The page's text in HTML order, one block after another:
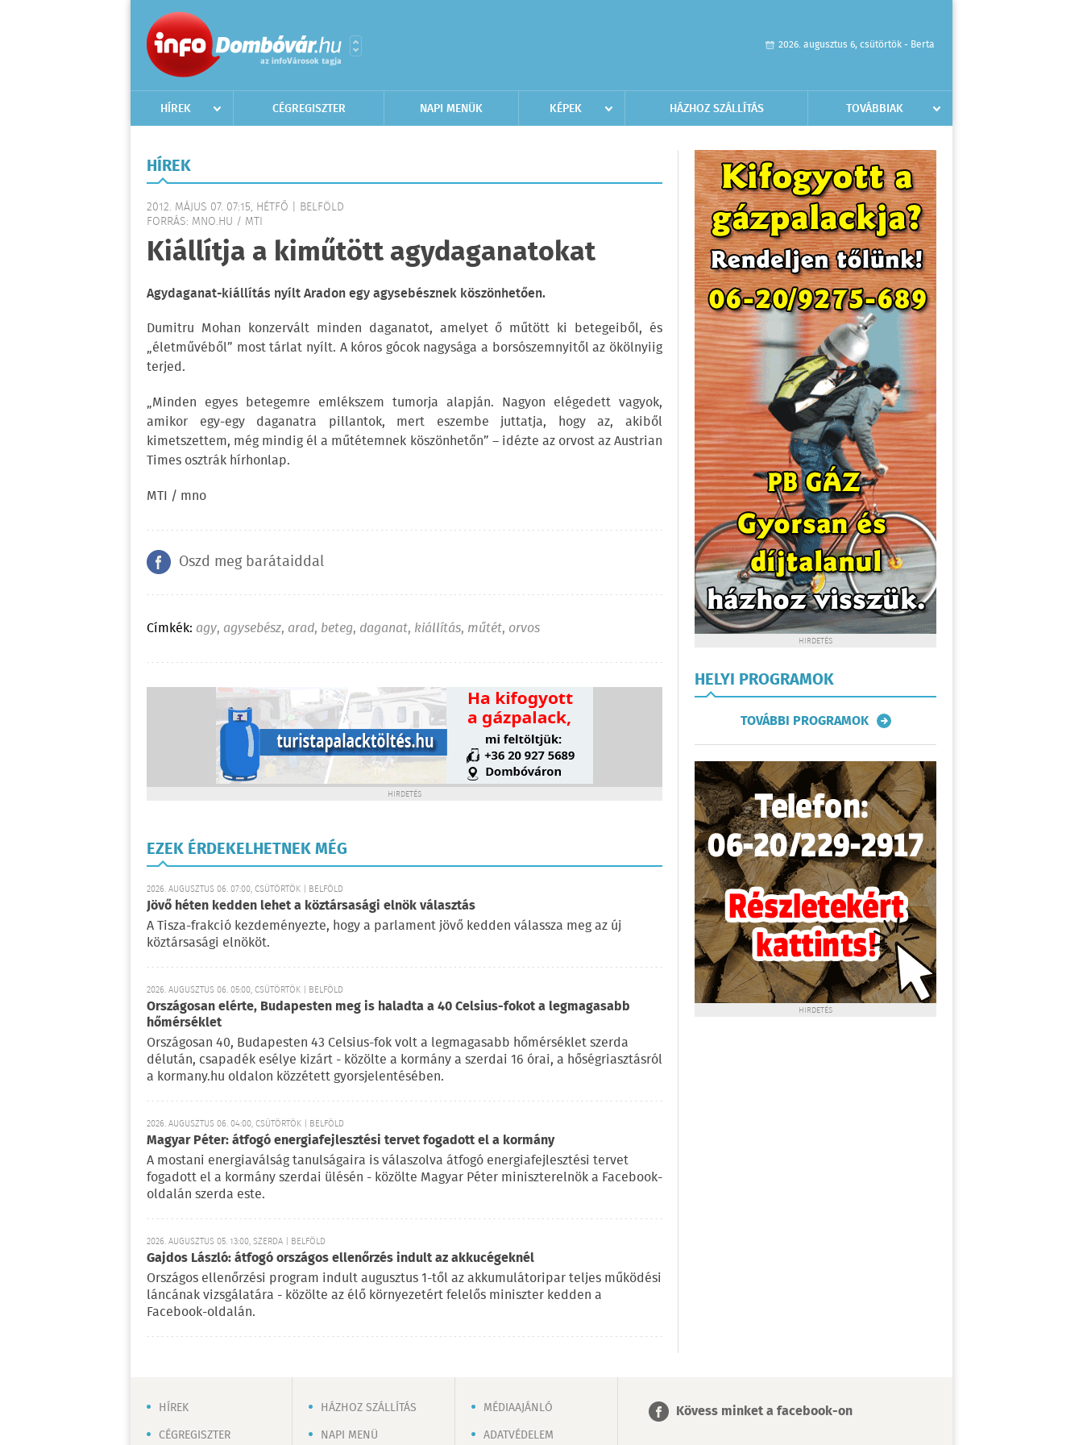
2026. augusztus 6, csütörtök - Berta
HÍREK CÉGREGISZTER NAPI MENÜK KÉPEK HÁZHOZ SZÁLLÍTÁS TOVÁBBIAK
HÍREK
2012. MÁJUS 07. 07:15, HÉTFŐ | BELFÖLD
FORRÁS: MNO.HU / MTI
Kiállítja a kiműtött agydaganatokat
Agydaganat-kiállítás nyílt Aradon egy agysebésznek köszönhetően.
Dumitru Mohan konzervált minden daganatot, amelyet ő műtött ki betegeiből, és
„életművéből” most tárlat nyílt. A kóros gócok nagysága a borsószemnyitől az ökölnyiig
terjed.
„Minden egyes betegemre emlékszem tumorja alapján. Nagyon elégedett vagyok,
amikor egy-egy daganatra pillantok, mert eszembe juttatja, hogy az, akiből
kimetszettem, még mindig él a műtétemnek köszönhetőn” – idézte az orvost az Austrian
Times osztrák hírhonlap.
MTI / mno
Oszd meg barátaiddal
Címkék: agy, agysebész, arad, beteg, daganat, kiállítás, műtét, orvos
HIRDETÉS
EZEK ÉRDEKELHETNEK MÉG
2026. AUGUSZTUS 06. 07:00, CSÜTÖRTÖK | BELFÖLD
Jövő héten kedden lehet a köztársasági elnök választás
A Tisza-frakció kezdeményezte, hogy a parlament jövő kedden válassza meg az új
köztársasági elnököt.
2026. AUGUSZTUS 06. 05:00, CSÜTÖRTÖK | BELFÖLD
Országosan elérte, Budapesten meg is haladta a 40 Celsius-fokot a legmagasabb
hőmérséklet
Országosan 40, Budapesten 43 Celsius-fok volt a legmagasabb hőmérséklet szerda
délután, csapadék esélye kizárt - közölte a kormány a szerdai 16 órai, a hőségriasztásról
a kormany.hu oldalon közzétett gyorsjelentésében.
2026. AUGUSZTUS 06. 04:00, CSÜTÖRTÖK | BELFÖLD
Magyar Péter: átfogó energiafejlesztési tervet fogadott el a kormány
A mostani energiaválság tanulságaira is válaszolva átfogó energiafejlesztési tervet
fogadott el a kormány szerdai ülésén - közölte Magyar Péter miniszterelnök a Facebook-
oldalán szerda este.
2026. AUGUSZTUS 05. 13:00, SZERDA | BELFÖLD
Gajdos László: átfogó országos ellenőrzés indult az akkucégeknél
Országos ellenőrzési program indult augusztus 1-től az akkumulátoripar teljes működési
láncának vizsgálatára - közölte az élő környezetért felelős miniszter kedden a
Facebook-oldalán.
HIRDETÉS
HELYI PROGRAMOK
TOVÁBBI PROGRAMOK
HIRDETÉS
HÍREK
CÉGREGISZTER
HÁZHOZ SZÁLLÍTÁS
NAPI MENÜ
MÉDIAAJÁNLÓ
ADATVÉDELEM
Kövess minket a facebook-on